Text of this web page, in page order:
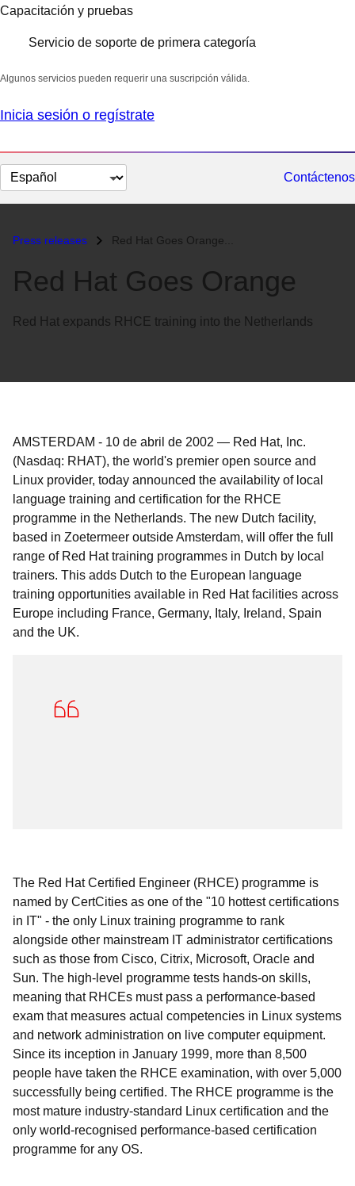
Capacitación y pruebas
Servicio de soporte de primera categoría
Algunos servicios pueden requerir una suscripción válida.
Inicia sesión o regístrate
Cambiar
el
Contáctenos
Press releases Red Hat Goes Orange...
Red Hat Goes Orange
Red Hat expands RHCE training into the Netherlands
AMSTERDAM - 10 de abril de 2002 — Red Hat, Inc.
(Nasdaq: RHAT), the world's premier open source and
Linux provider, today announced the availability of local
language training and certification for the RHCE
programme in the Netherlands. The new Dutch facility,
based in Zoetermeer outside Amsterdam, will offer the full
range of Red Hat training programmes in Dutch by local
trainers. This adds Dutch to the European language
training opportunities available in Red Hat facilities across
Europe including France, Germany, Italy, Ireland, Spain
and the UK.
The Red Hat Certified Engineer (RHCE) programme is
named by CertCities as one of the "10 hottest certifications
in IT" - the only Linux training programme to rank
alongside other mainstream IT administrator certifications
such as those from Cisco, Citrix, Microsoft, Oracle and
Sun. The high-level programme tests hands-on skills,
meaning that RHCEs must pass a performance-based
exam that measures actual competencies in Linux systems
and network administration on live computer equipment.
Since its inception in January 1999, more than 8,500
people have taken the RHCE examination, with over 5,000
successfully being certified. The RHCE programme is the
most mature industry-standard Linux certification and the
only world-recognised performance-based certification
programme for any OS.